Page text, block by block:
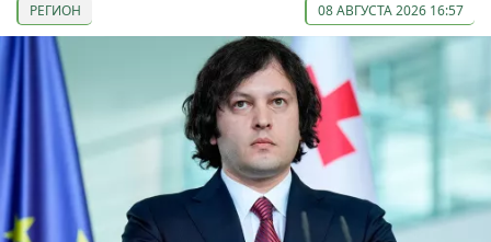
РЕГИОН 08 АВГУСТА 2026 16:57